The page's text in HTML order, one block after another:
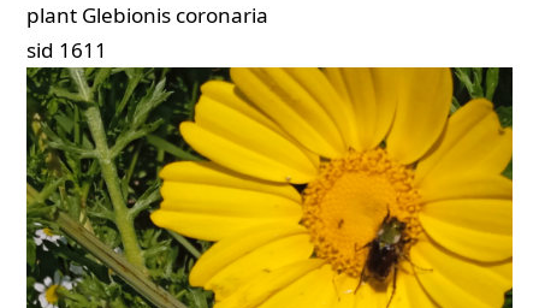
plant Glebionis coronaria
sid 1611